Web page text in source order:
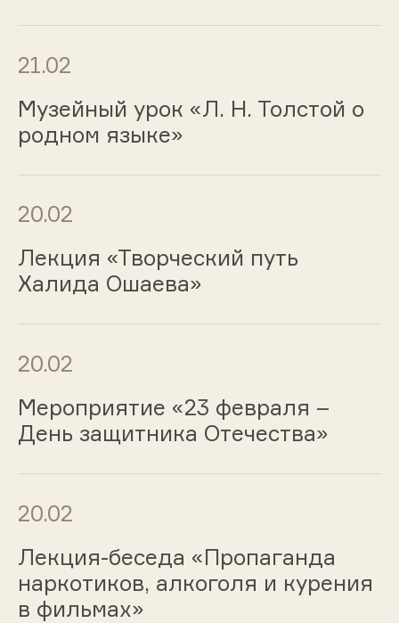
21.02
Музейный урок «Л. Н. Толстой о
родном языке»
20.02
Лекция «Творческий путь
Халида Ошаева»
20.02
Мероприятие «23 февраля –
День защитника Отечества»
20.02
Лекция-беседа «Пропаганда
наркотиков, алкоголя и курения
в фильмах»